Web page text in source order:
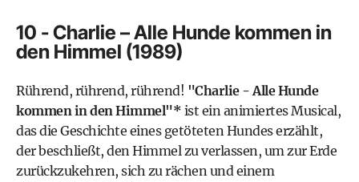
10 - Charlie – Alle Hunde kommen in
den Himmel (1989)
Rührend, rührend, rührend! "Charlie - Alle Hunde
kommen in den Himmel"* ist ein animiertes Musical,
das die Geschichte eines getöteten Hundes erzählt,
der beschließt, den Himmel zu verlassen, um zur Erde
zurückzukehren, sich zu rächen und einem